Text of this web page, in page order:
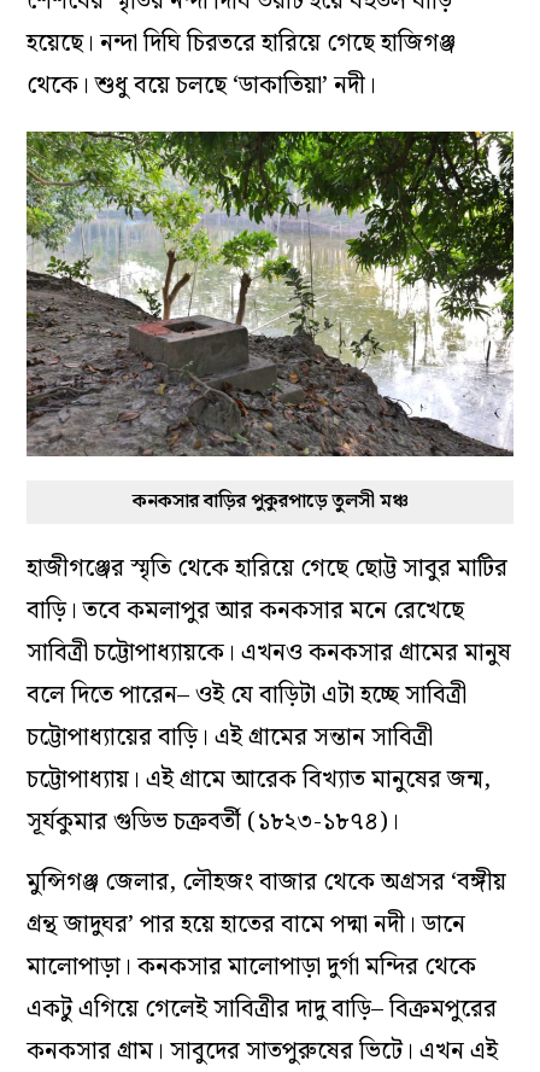
হয়েছে। নন্দা দিঘি চিরতরে হারিয়ে গেছে হাজিগঞ্জ
থেকে। শুধু বয়ে চলছে ‘ডাকাতিয়া’ নদী।
কনকসার বাড়ির পুকুরপাড়ে তুলসী মঞ্চ
হাজীগঞ্জের স্মৃতি থেকে হারিয়ে গেছে ছোট্ট সাবুর মাটির
বাড়ি। তবে কমলাপুর আর কনকসার মনে রেখেছে
সাবিত্রী চট্টোপাধ্যায়কে। এখনও কনকসার গ্রামের মানুষ
বলে দিতে পারেন– ওই যে বাড়িটা এটা হচ্ছে সাবিত্রী
চট্টোপাধ্যায়ের বাড়ি। এই গ্রামের সন্তান সাবিত্রী
চট্টোপাধ্যায়। এই গ্রামে আরেক বিখ্যাত মানুষের জন্ম,
সূর্যকুমার গুডিভ চক্রবর্তী (১৮২৩-১৮৭৪)।
মুন্সিগঞ্জ জেলার, লৌহজং বাজার থেকে অগ্রসর ‘বঙ্গীয়
গ্রন্থ জাদুঘর’ পার হয়ে হাতের বামে পদ্মা নদী। ডানে
মালোপাড়া। কনকসার মালোপাড়া দুর্গা মন্দির থেকে
একটু এগিয়ে গেলেই সাবিত্রীর দাদু বাড়ি– বিক্রমপুরের
কনকসার গ্রাম। সাবুদের সাতপুরুষের ভিটে। এখন এই